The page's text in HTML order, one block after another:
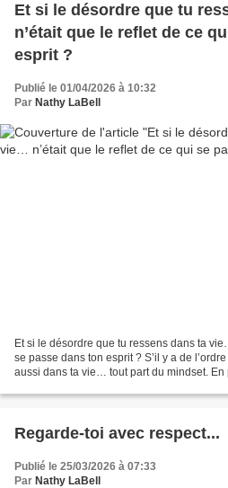
Et si le désordre que tu
n’était que le reflet de ce
esprit ?
Publié le 01/04/2026 à 10:32
Par Nathy LaBell
Et si le désordre que tu ressens dans ta
se passe dans ton esprit ? S’il y a de
aussi dans ta vie… tout part du mindset.
Regarde-toi avec respect...
Publié le 25/03/2026 à 07:33
Par Nathy LaBell